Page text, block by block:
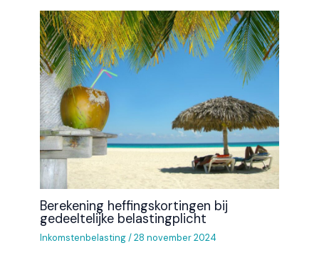
Berekening heffingskortingen bij
gedeeltelijke belastingplicht
Inkomstenbelasting/28 november 2024